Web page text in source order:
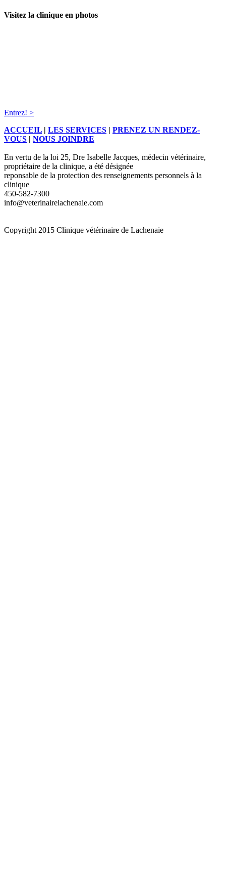
Visitez la clinique en photos
Entrez! >
ACCUEIL | LES SERVICES | PRENEZ UN RENDEZ-
VOUS | NOUS JOINDRE
En vertu de la loi 25, Dre Isabelle Jacques, médecin vétérinaire,
propriétaire de la clinique, a été désignée
reponsable de la protection des renseignements personnels à la
clinique
450-582-7300
info@veterinairelachenaie.com
Copyright 2015 Clinique vétérinaire de Lachenaie